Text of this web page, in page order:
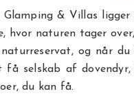
Glamping & Villas
hvor naturen tager
og når
få selskab af
du kan få.